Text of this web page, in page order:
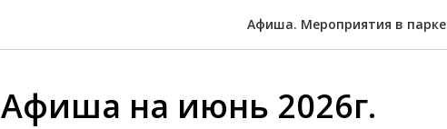
Афиша. Мероприятия в парке
Афиша на июнь 2026г.